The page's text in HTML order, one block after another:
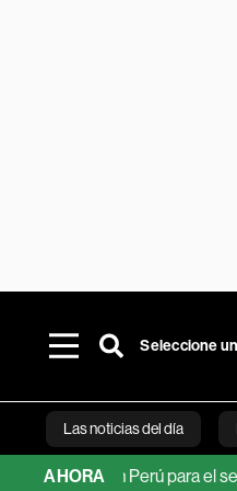
Seleccione
Las noticias del día
AHORA
en Perú para el